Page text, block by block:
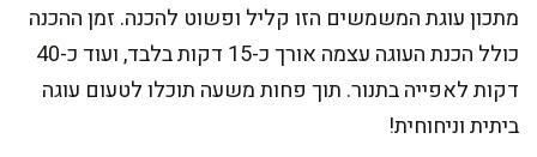
מתכון עוגת המשמשים הזו קליל ופשוט להכנה. זמן ההכנה
כולל הכנת העוגה עצמה אורך כ-15 דקות בלבד, ועוד כ-40
דקות לאפייה בתנור. תוך פחות משעה תוכלו לטעום עוגה
ביתית וניחוחית!